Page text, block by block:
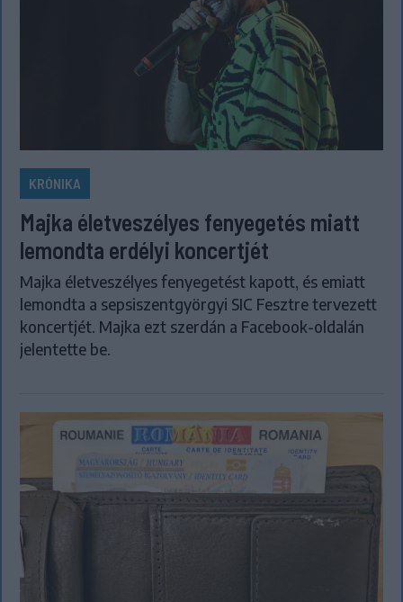
KRÓNIKA
Majka életveszélyes fenyegetés miatt
lemondta erdélyi koncertjét
Majka életveszélyes fenyegetést kapott, és emiatt
lemondta a sepsiszentgyörgyi SIC Fesztre tervezett
koncertjét. Majka ezt szerdán a Facebook-oldalán
jelentette be.